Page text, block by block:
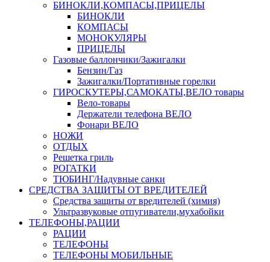
БИНОКЛИ,КОМПАСЫ,ПРИЦЕЛЫ
БИНОКЛИ
КОМПАСЫ
МОНОКУЛЯРЫ
ПРИЦЕЛЫ
Газовые баллончики/Зажигалки
Бензин/Газ
Зажигалки/Портативные горелки
ГИРОСКУТЕРЫ,САМОКАТЫ,ВЕЛО товары
Вело-товары
Держатели телефона ВЕЛО
Фонари ВЕЛО
НОЖИ
ОТДЫХ
Решетка гриль
РОГАТКИ
ТЮБИНГ/Надувные санки
СРЕДСТВА ЗАЩИТЫ ОТ ВРЕДИТЕЛЕЙ
Средства защиты от вредителей (химия)
Ультразвуковые отпугиватели,мухабойки
ТЕЛЕФОНЫ,РАЦИИ
РАЦИИ
ТЕЛЕФОНЫ
ТЕЛЕФОНЫ МОБИЛЬНЫЕ